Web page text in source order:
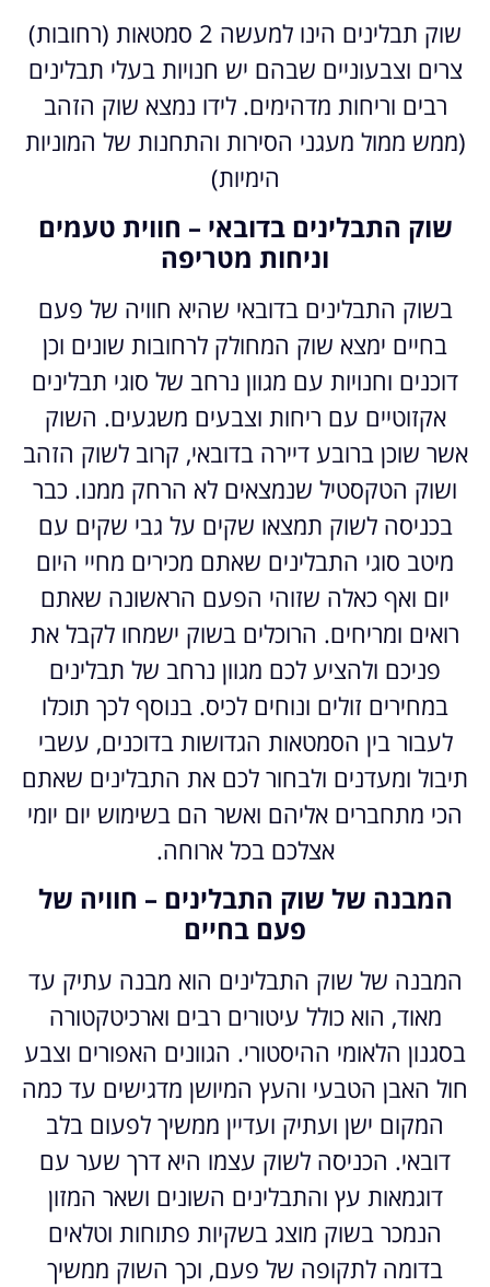
שוק תבלינים הינו למעשה 2 סמטאות (רחובות)
צרים וצבעוניים שבהם יש חנויות בעלי תבלינים
רבים וריחות מדהימים. לידו נמצא שוק הזהב
(ממש ממול מעגני הסירות והתחנות של המוניות
הימיות)
שוק התבלינים בדובאי – חווית טעמים
וניחות מטריפה
בשוק התבלינים בדובאי שהיא חוויה של פעם
בחיים ימצא שוק המחולק לרחובות שונים וכן
דוכנים וחנויות עם מגוון נרחב של סוגי תבלינים
אקזוטיים עם ריחות וצבעים משגעים. השוק
אשר שוכן ברובע דיירה בדובאי, קרוב לשוק הזהב
ושוק הטקסטיל שנמצאים לא הרחק ממנו. כבר
בכניסה לשוק תמצאו שקים על גבי שקים עם
מיטב סוגי התבלינים שאתם מכירים מחיי היום
יום ואף כאלה שזוהי הפעם הראשונה שאתם
רואים ומריחים. הרוכלים בשוק ישמחו לקבל את
פניכם ולהציע לכם מגוון נרחב של תבלינים
במחירים זולים ונוחים לכיס. בנוסף לכך תוכלו
לעבור בין הסמטאות הגדושות בדוכנים, עשבי
תיבול ומעדנים ולבחור לכם את התבלינים שאתם
הכי מתחברים אליהם ואשר הם בשימוש יום יומי
אצלכם בכל ארוחה.
המבנה של שוק התבלינים – חוויה של
פעם בחיים
המבנה של שוק התבלינים הוא מבנה עתיק עד
מאוד, הוא כולל עיטורים רבים וארכיטקטורה
בסגנון הלאומי ההיסטורי. הגוונים האפורים וצבע
חול האבן הטבעי והעץ המיושן מדגישים עד כמה
המקום ישן ועתיק ועדיין ממשיך לפעום בלב
דובאי. הכניסה לשוק עצמו היא דרך שער עם
דוגמאות עץ והתבלינים השונים ושאר המזון
הנמכר בשוק מוצג בשקיות פתוחות וטלאים
בדומה לתקופה של פעם, וכך השוק ממשיך